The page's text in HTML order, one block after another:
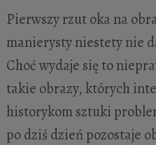
Pierwszy rzut oka na
manierysty niestety nie
Choć wydaje się to
takie obrazy, których
historykom sztuki
po dziś dzień pozostaje